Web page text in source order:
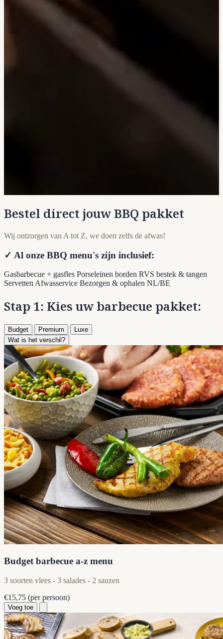
Bestel direct jouw BBQ pakket
Wij ontzorgen van A tot Z, we doen zelfs de afwas!
✓ Al onze BBQ menu's zijn inclusief:
Gasbarbecue + gasfles Porseleinen borden RVS bestek & tangen
ServettenAfwasservice Bezorgen & ophalen NL/BE
Stap 1: Kies uw barbecue pakket:
Budget Premium
Luxe
Wat is het verschil?
Budget barbecue a-z menu
3 soorten vlees - 3 salades - 2 sauzen
€15,75 (per persoon)
Voeg toe